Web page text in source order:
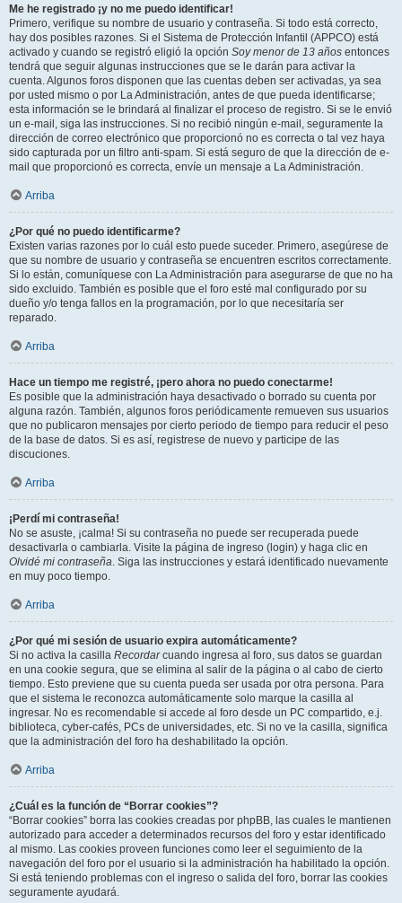
Me he registrado ¡y no me puedo identificar!
Primero, verifique su nombre de usuario y contraseña. Si todo está correcto,
hay dos posibles razones. Si el Sistema de Protección Infantil (APPCO) está
activado y cuando se registró eligió la opción Soy menor de 13 años entonces
tendrá que seguir algunas instrucciones que se le darán para activar la
cuenta. Algunos foros disponen que las cuentas deben ser activadas, ya sea
por usted mismo o por La Administración, antes de que pueda identificarse;
esta información se le brindará al finalizar el proceso de registro. Si se le envió
un e-mail, siga las instrucciones. Si no recibió ningún e-mail, seguramente la
dirección de correo electrónico que proporcionó no es correcta o tal vez haya
sido capturada por un filtro anti-spam. Si está seguro de que la dirección de e-
mail que proporcionó es correcta, envíe un mensaje a La Administración.
Arriba
¿Por qué no puedo identificarme?
Existen varias razones por lo cuál esto puede suceder. Primero, asegúrese de
que su nombre de usuario y contraseña se encuentren escritos correctamente.
Si lo están, comuníquese con La Administración para asegurarse de que no ha
sido excluido. También es posible que el foro esté mal configurado por su
dueño y/o tenga fallos en la programación, por lo que necesitaría ser
reparado.
Arriba
Hace un tiempo me registré, ¡pero ahora no puedo conectarme!
Es posible que la administración haya desactivado o borrado su cuenta por
alguna razón. También, algunos foros periódicamente remueven sus usuarios
que no publicaron mensajes por cierto periodo de tiempo para reducir el peso
de la base de datos. Si es así, registrese de nuevo y participe de las
discuciones.
Arriba
¡Perdí mi contraseña!
No se asuste, ¡calma! Si su contraseña no puede ser recuperada puede
desactivarla o cambiarla. Visite la página de ingreso (login) y haga clic en
Olvidé mi contraseña. Siga las instrucciones y estará identificado nuevamente
en muy poco tiempo.
Arriba
¿Por qué mi sesión de usuario expira automáticamente?
Si no activa la casilla Recordarcuando ingresa al foro, sus datos se guardan
en una cookie segura, que se elimina al salir de la página o al cabo de cierto
tiempo. Esto previene que su cuenta pueda ser usada por otra persona. Para
que el sistema le reconozca automáticamente solo marque la casilla al
ingresar. No es recomendable si accede al foro desde un PC compartido, e.j.
biblioteca, cyber-cafés, PCs de universidades, etc. Si no ve la casilla, significa
que la administración del foro ha deshabilitado la opción.
Arriba
¿Cuál es la función de “Borrar cookies”?
“Borrar cookies” borra las cookies creadas por phpBB, las cuales le mantienen
autorizado para acceder a determinados recursos del foro y estar identificado
al mismo. Las cookies proveen funciones como leer el seguimiento de la
navegación del foro por el usuario si la administración ha habilitado la opción.
Si está teniendo problemas con el ingreso o salida del foro, borrar las cookies
seguramente ayudará.